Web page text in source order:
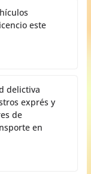
este
delictiva
exprés y
de
en